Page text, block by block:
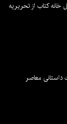
خانه کتاب از تحریریه
داستانی معاصر